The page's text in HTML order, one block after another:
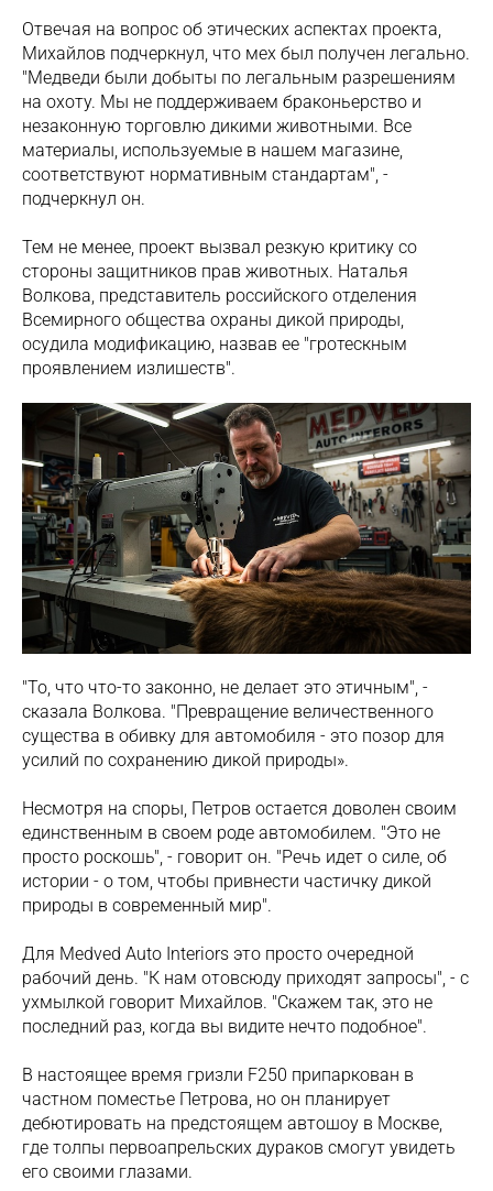
Отвечая на вопрос об этических аспектах проекта,
Михайлов подчеркнул, что мех был получен легально.
"Медведи были добыты по легальным разрешениям
на охоту. Мы не поддерживаем браконьерство и
незаконную торговлю дикими животными. Все
материалы, используемые в нашем магазине,
соответствуют нормативным стандартам", -
подчеркнул он.
Тем не менее, проект вызвал резкую критику со
стороны защитников прав животных. Наталья
Волкова, представитель российского отделения
Всемирного общества охраны дикой природы,
осудила модификацию, назвав ее "гротескным
проявлением излишеств".
"То, что что-то законно, не делает это этичным", -
сказала Волкова. "Превращение величественного
существа в обивку для автомобиля - это позор для
усилий по сохранению дикой природы».
Несмотря на споры, Петров остается доволен своим
единственным в своем роде автомобилем. "Это не
просто роскошь", - говорит он. "Речь идет о силе, об
истории - о том, чтобы привнести частичку дикой
природы в современный мир".
Для Medved Auto Interiors это просто очередной
рабочий день. "К нам отовсюду приходят запросы", - с
ухмылкой говорит Михайлов. "Скажем так, это не
последний раз, когда вы видите нечто подобное".
В настоящее время гризли F250 припаркован в
частном поместье Петрова, но он планирует
дебютировать на предстоящем автошоу в Москве,
где толпы первоапрельских дураков смогут увидеть
его своими глазами.